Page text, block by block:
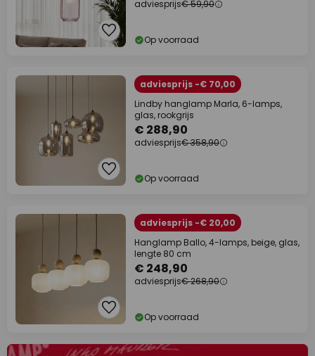
adviesprijs€ 59,90
Op voorraad
adviesprijs -€ 70,00
Lindby hanglamp Marla, 6-lamps,
glas, rookgrijs
€ 288,90
adviesprijs€ 358,90
Op voorraad
adviesprijs -€ 20,00
Hanglamp Ballo, 4-lamps, beige, glas,
lengte 80 cm
€ 248,90
adviesprijs€ 268,90
Op voorraad